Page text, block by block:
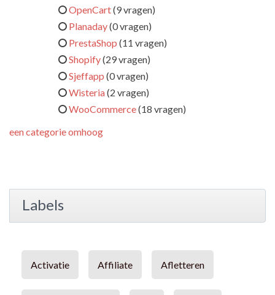
OpenCart(9 vragen)
Planaday(0 vragen)
PrestaShop (11 vragen)
Shopify(29 vragen)
Sjeffapp (0 vragen)
Wisteria(2 vragen)
WooCommerce(18 vragen)
een categorie omhoog
Labels
Activatie Affiliate Afletteren